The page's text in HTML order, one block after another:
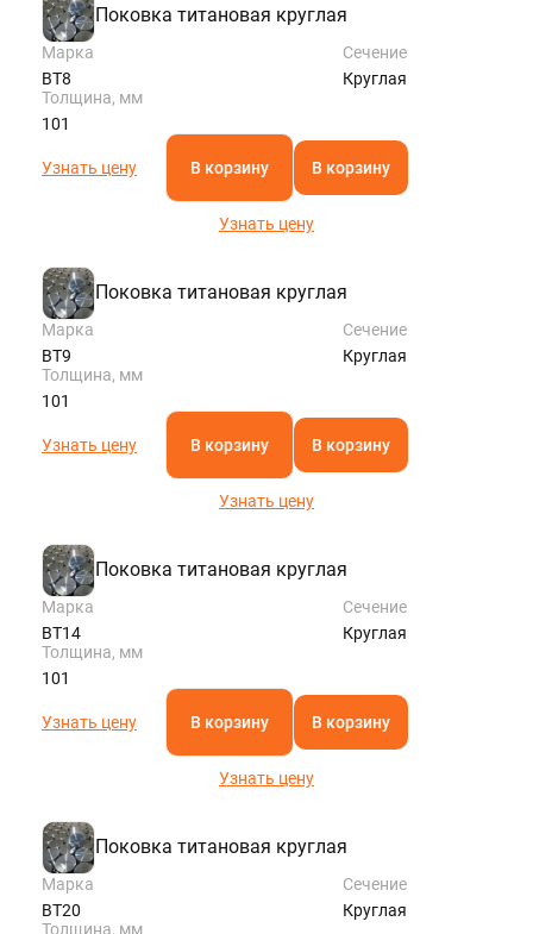
Поковка титановая круглая
Марка
ВТ8
Сечение
Круглая
Толщина, мм
101
Узнать цену В корзину В корзину
Узнать цену
Поковка титановая круглая
Марка
ВТ9
Сечение
Круглая
Толщина, мм
101
Узнать цену В корзину В корзину
Узнать цену
Поковка титановая круглая
Марка
ВТ14
Сечение
Круглая
Толщина, мм
101
Узнать цену В корзину В корзину
Узнать цену
Поковка титановая круглая
Марка
ВТ20
Сечение
Круглая
Толщина, мм